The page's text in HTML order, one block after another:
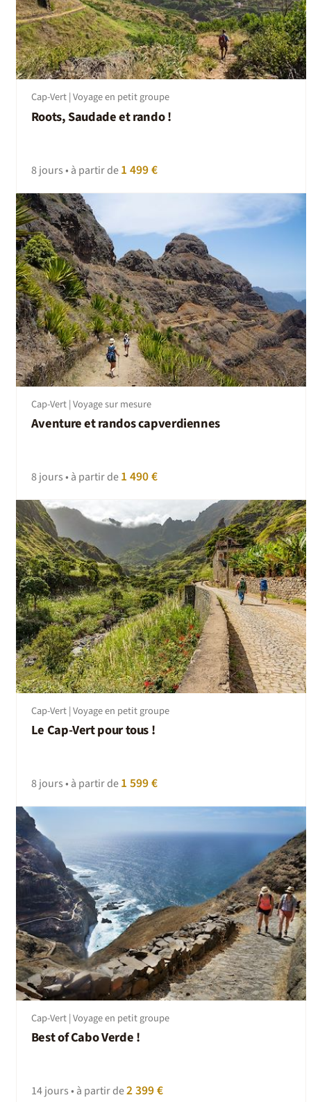
Cap-Vert | Voyage en petit groupe
Roots, Saudade et rando !
8 jours • à partir de1 499 €
Cap-Vert | Voyage sur mesure
Aventure et randos capverdiennes
8 jours • à partir de1 490 €
Cap-Vert | Voyage en petit groupe
Le Cap-Vert pour tous !
8 jours • à partir de1 599 €
Cap-Vert | Voyage en petit groupe
Best of Cabo Verde !
14 jours • à partir de2 399 €